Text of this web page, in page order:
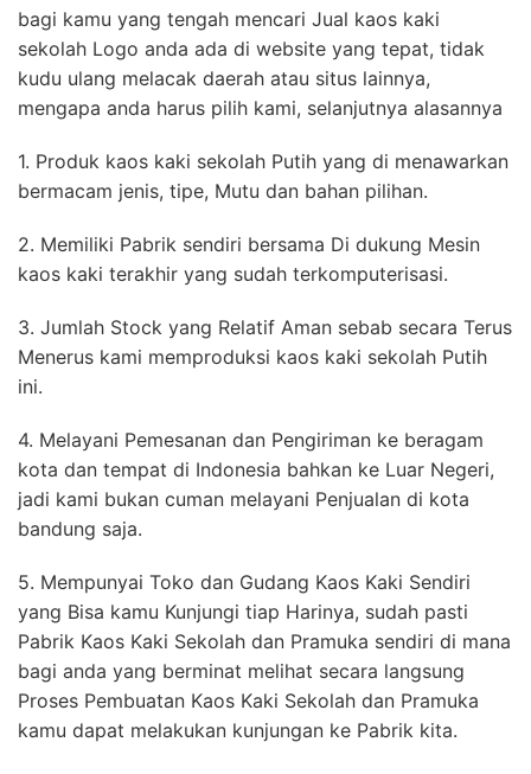
bagi kamu yang tengah mencari Jual kaos kaki
sekolah Logo anda ada di website yang tepat, tidak
kudu ulang melacak daerah atau situs lainnya,
mengapa anda harus pilih kami, selanjutnya alasannya
1. Produk kaos kaki sekolah Putih yang di menawarkan
bermacam jenis, tipe, Mutu dan bahan pilihan.
2. Memiliki Pabrik sendiri bersama Di dukung Mesin
kaos kaki terakhir yang sudah terkomputerisasi.
3. Jumlah Stock yang Relatif Aman sebab secara Terus
Menerus kami memproduksi kaos kaki sekolah Putih
ini.
4. Melayani Pemesanan dan Pengiriman ke beragam
kota dan tempat di Indonesia bahkan ke Luar Negeri,
jadi kami bukan cuman melayani Penjualan di kota
bandung saja.
5. Mempunyai Toko dan Gudang Kaos Kaki Sendiri
yang Bisa kamu Kunjungi tiap Harinya, sudah pasti
Pabrik Kaos Kaki Sekolah dan Pramuka sendiri di mana
bagi anda yang berminat melihat secara langsung
Proses Pembuatan Kaos Kaki Sekolah dan Pramuka
kamu dapat melakukan kunjungan ke Pabrik kita.